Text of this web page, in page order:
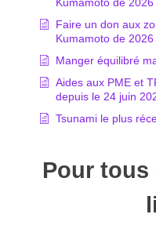
Faire un don aux
Kumamoto de 2026
Manger équilibré
Aides aux PME et
depuis le 24 juin
Tsunami le plus
Pour